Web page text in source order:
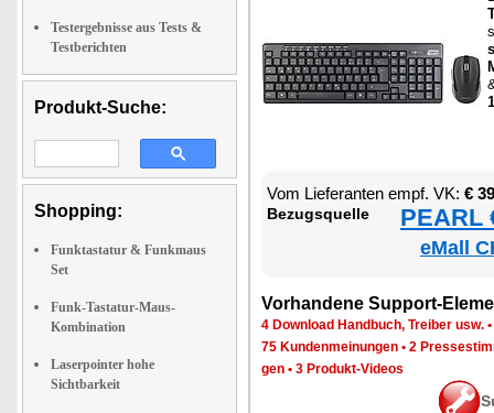
Testergebnisse aus Tests &
Testberichten
Produkt-Suche:
Shopping:
Funktastatur & Funkmaus
Set
Funk-Tastatur-Maus-
Kombination
Laserpointer hohe
Sichtbarkeit
Vom Lie­fe­ran­ten empf. VK: €
Be­zugs­quel­le PEARL
eMall
Vor­han­de­ne Sup­port-
4 Down­load Hand­buch, Trei­ber usw. •
75 Kun­den­mei­nun­gen • 2
gen • 3 Pro­dukt-Vi­de­os